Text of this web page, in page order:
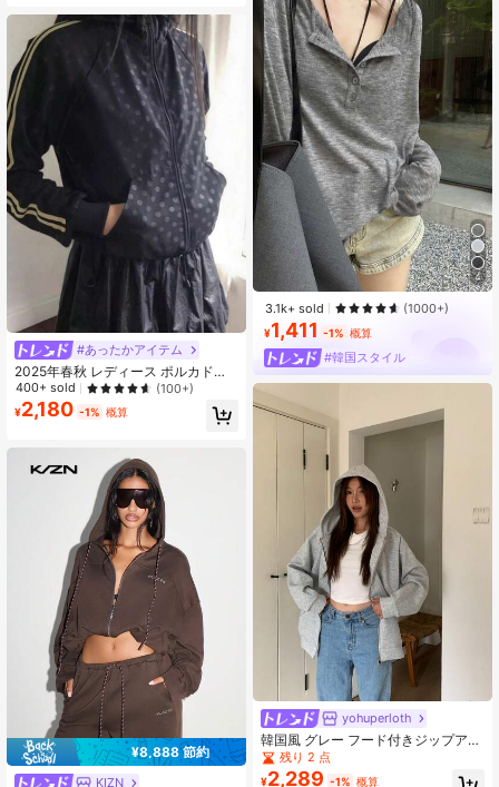
#あったかアイテム
2025年春秋 レディース ポルカドッ
ト柄 カジュアル ジップアップ フー
デッドシャツ ブラック
400+ sold (100+)
¥2,180 -1% 概算
¥8,888 節約
KIZN
4
3.1k+ sold (1000+)
¥1,411 -1% 概算
#韓国スタイル
yohuperloth
韓国風 グレー フード付きジップアッ
プスウェットシャツジャケット レデ
ィース、オーバーサイズ ルーズ カジ
残り 2 点
¥2,289 -1% 概算